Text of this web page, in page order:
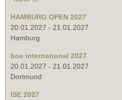
HAMBURG OPEN 2027
20.01.2027 - 21.01.2027
Hamburg
boe international 2027
20.01.2027 - 21.01.2027
Dortmund
ISE 2027